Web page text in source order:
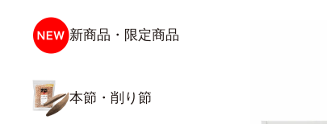
新商品・限定商品
本節・削り節